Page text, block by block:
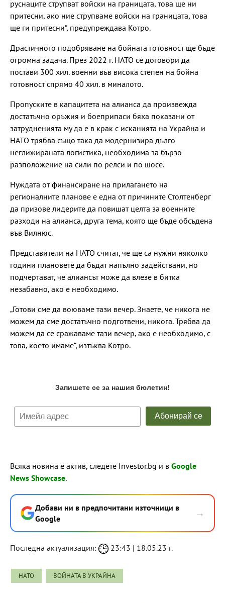
руснаците струпват войски на границата, това ще ни
притесни, ако ние струпваме войски на границата, това
ще ги притесни“, предупреждава Котро.
Драстичното подобряване на бойната готовност ще бъде
огромна задача. През 2022 г. НАТО се договори да
постави 300 хил. военни във висока степен на бойна
готовност спрямо 40 хил. в миналото.
Пропуските в капацитета на алианса да произвежда
достатъчно оръжия и боеприпаси бяха показани от
затрудненията му да е в крак с исканията на Украйна и
НАТО трябва също така да модернизира дълго
неглижираната логистика, необходима за бързо
разположение на сили по релси и по шосе.
Нуждата от финансиране на прилагането на
регионалните планове е една от причините Столтенберг
да призове лидерите да повишат целта за военните
разходи на алианса, друга тема, която ще бъде обсъдена
във Вилнюс.
Представители на НАТО считат, че ще са нужни няколко
години плановете да бъдат напълно задействани, но
подчертават, че алиансът може да влезе в битка
незабавно, ако е необходимо.
„Готови сме да воюваме тази вечер. Знаете, че никога не
можем да сме достатъчно подготвени, никога. Трябва да
можем да се сражаваме тази вечер, ако е необходимо, с
това, което имаме“, изтъква Котро.
Всяка новина е актив, следете Investor.bg и в Google
News Showcase.
Добави ни в предпочитани източници в
Google
→
Последна актуализация: 23:43 | 18.05.23 г.
НАТО ВОЙНАТА В УКРАЙНА